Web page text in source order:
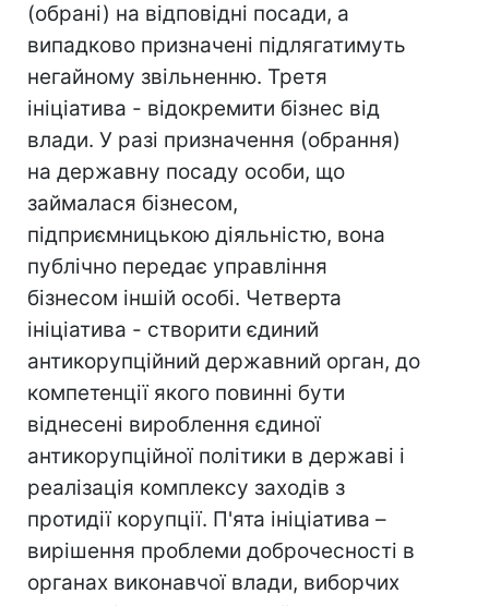
(обрані) на відповідні посади, а
випадково призначені підлягатимуть
негайному звільненню. Третя
ініціатива - відокремити бізнес від
влади. У разі призначення (обрання)
на державну посаду особи, що
займалася бізнесом,
підприємницькою діяльністю, вона
публічно передає управління
бізнесом іншій особі. Четверта
ініціатива - створити єдиний
антикорупційний державний орган, до
компетенції якого повинні бути
віднесені вироблення єдиної
антикорупційної політики в державі і
реалізація комплексу заходів з
протидії корупції. П'ята ініціатива –
вирішення проблеми доброчесності в
органах виконавчої влади, виборчих